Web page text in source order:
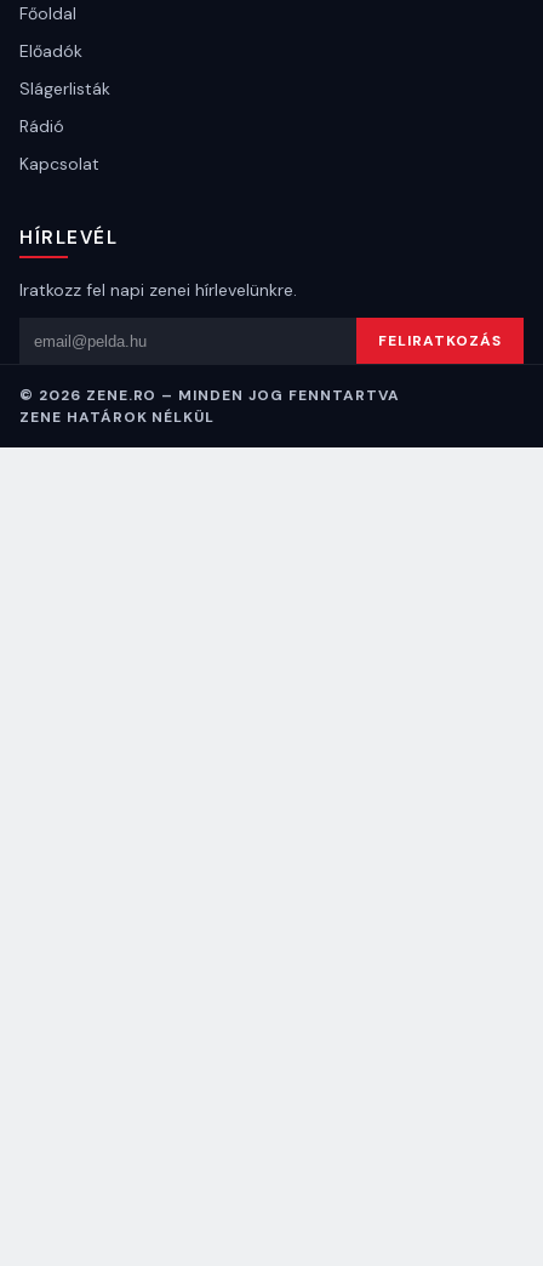
Főoldal
Előadók
Slágerlisták
Rádió
Kapcsolat
HÍRLEVÉL
Iratkozz fel napi zenei hírlevelünkre.
Email cím FELIRATKOZÁS
© 2026 ZENE.RO – MINDEN JOG FENNTARTVA
ZENE HATÁROK NÉLKÜL